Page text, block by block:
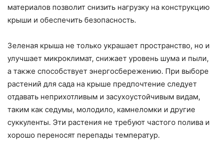
материалов позволит снизить нагрузку на конструкцию
крыши и обеспечить безопасность.
Зеленая крыша не только украшает пространство, но и
улучшает микроклимат, снижает уровень шума и пыли,
а также способствует энергосбережению. При выборе
растений для сада на крыше предпочтение следует
отдавать неприхотливым и засухоустойчивым видам,
таким как седумы, молодило, камнеломки и другие
суккуленты. Эти растения не требуют частого полива и
хорошо переносят перепады температур.